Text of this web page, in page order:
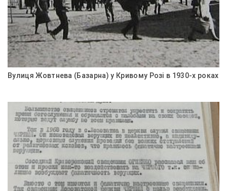
Вулиця Жовтнева (Базарна) у Кривому Розі в 1930-х роках